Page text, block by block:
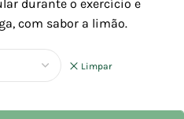
durante o exercício e
com sabor a limão.
Limpar